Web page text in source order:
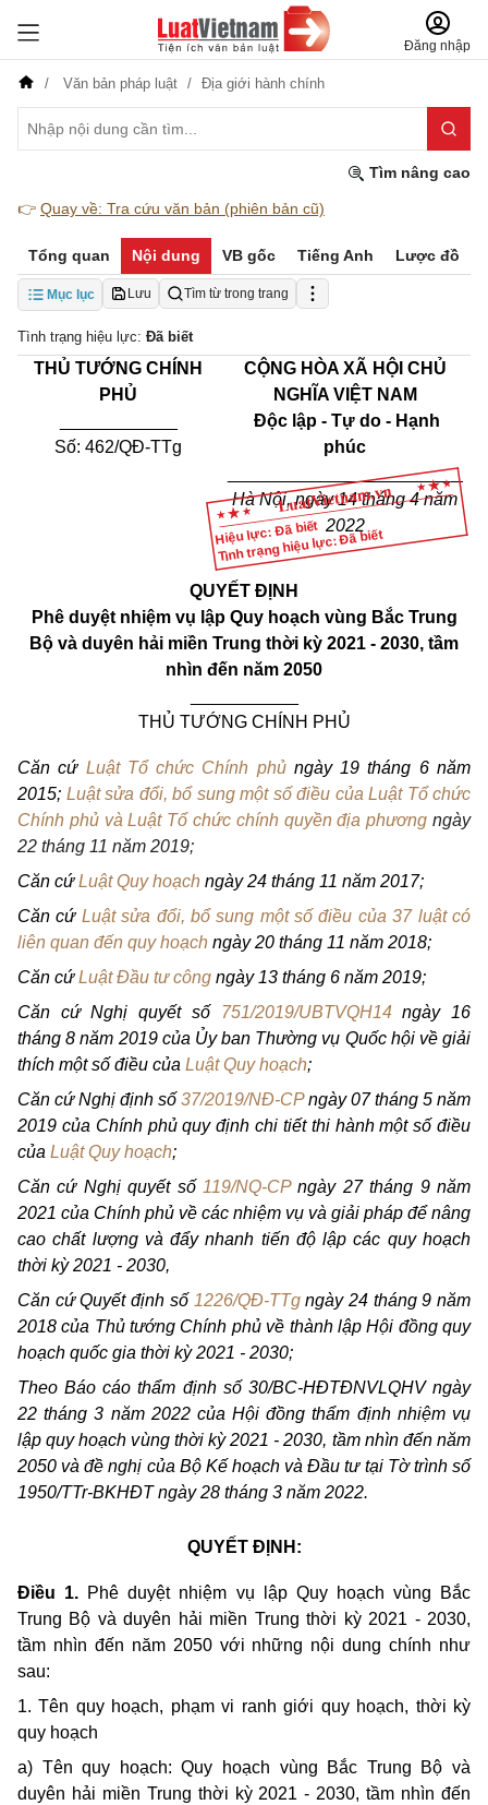
Đăng nhập
Văn bản pháp luật Địa giới hành chính
Tìm nâng cao
👉 Quay về: Tra cứu văn bản (phiên bản cũ)
Tổng quan Nội dung VB gốc Tiếng Anh Lược đồ
Mục lục Lưu Tìm từ trong trang
Tình trạng hiệu lực: Đã biết
Hiệu lực: Đã biết
Tình trạng hiệu lực: Đã biết
THỦ TƯỚNG CHÍNH
PHỦ
Số: 462/QĐ-TTg
CỘNG HÒA XÃ HỘI CHỦ
NGHĨA VIỆT NAM
Độc lập - Tự do - Hạnh
phúc
________________________
Hà Nội, ngày 14 tháng 4 năm
2022
QUYẾT ĐỊNH
Phê duyệt nhiệm vụ lập Quy hoạch vùng Bắc Trung
Bộ và duyên hải miền Trung thời kỳ 2021 - 2030, tầm
nhìn đến năm 2050
THỦ TƯỚNG CHÍNH PHỦ
Căn cứ Luật Tổ chức Chính phủngày 19 tháng 6 năm
2015; Luật sửa đổi, bổ sung một số điều của Luật Tổ chức
Chính phủ và Luật Tổ chức chính quyền địa phương ngày
22 tháng 11 năm 2019;
Căn cứLuật Quy hoạch ngày 24 tháng 11 năm 2017;
Căn cứ Luật sửa đổi, bổ sung một số điều của 37 luật có
liên quan đến quy hoạch ngày 20 tháng 11 năm 2018;
Căn cứLuật Đầu tư công ngày 13 tháng 6 năm 2019;
Căn cứ Nghị quyết số 751/2019/UBTVQH14ngày 16
tháng 8 năm 2019 của Ủy ban Thường vụ Quốc hội về giải
thích mộtsố điều của Luật Quy hoạch;
Căn cứ Nghị định số 37/2019/NĐ-CPngày 07 tháng 5 năm
2019 của Chính phủ quy định chi tiết thi hành một số điều
của Luật Quy hoạch;
Căn cứ Nghị quyết số 119/NQ-CPngày 27 tháng 9 năm
2021 của Chính phủ về các nhiệm vụ và giải pháp để nâng
cao chất lượng và đẩy nhanh tiến độ lập các quy hoạch
thời kỳ 2021 - 2030,
Căn cứ Quyết định số 1226/QĐ-TTgngày 24 tháng 9 năm
2018 của Thủ tướng Chính phủ về thành lập Hội đồng quy
hoạch quốc gia thời kỳ 2021 - 2030;
Theo Báo cáo thẩm định số 30/BC-HĐTĐNVLQHV ngày
22 tháng 3 năm 2022 của Hội đồng thẩm định nhiệm vụ
lập quy hoạch vùng thời kỳ 2021 - 2030, tầm nhìn đến năm
2050 và đề nghị của Bộ Kế hoạch và Đầu tư tại Tờ trình số
1950/TTr-BKHĐT ngày 28 tháng 3 năm 2022.
QUYẾT ĐỊNH:
Điều 1. Phê duyệt nhiệm vụ lập Quy hoạch vùng Bắc
Trung Bộ và duyên hải miền Trung thời kỳ 2021 - 2030,
tầm nhìn đến năm 2050 với những nội dung chính như
sau:
1. Tên quy hoạch, phạm vi ranh giới quy hoạch, thời kỳ
quy hoạch
a) Tên quy hoạch: Quy hoạch vùng Bắc Trung Bộ và
duyên hải miền Trung thời kỳ 2021 - 2030, tầm nhìn đến